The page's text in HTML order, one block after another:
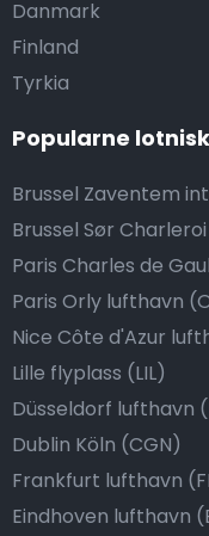
Danmark
Finland
Tyrkia
Popularne
Brussel Zaventem
Brussel Sør
Paris Charles de
Paris Orly lufthavn
Nice Côte d'Azur
Lille flyplass (LIL)
Düsseldorf lufthavn
Dublin Köln (CGN)
Frankfurt lufthavn
Eindhoven lufthavn